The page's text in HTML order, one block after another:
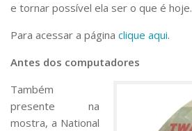
e tornar possível ela ser o que é hoje.
Para acessar a página clique aqui.
Antes dos computadores
Também
presente na
mostra, a National